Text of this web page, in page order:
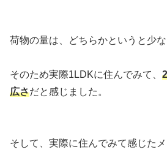
荷物の量は、どちらかというと少な
そのため実際1LDKに住んでみて、
広さだと感じました。
そして、実際に住んでみて感じたメ